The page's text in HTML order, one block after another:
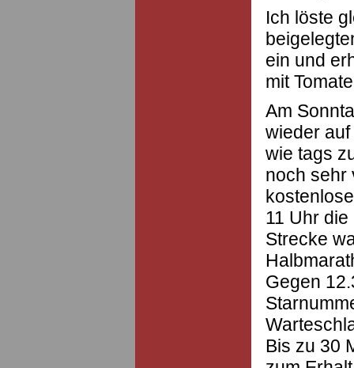
Ich löste
ein und
mit
Am
wieder
wie tags
noch sehr
11 Uhr
Strecke
Gegen
Bis zu 30